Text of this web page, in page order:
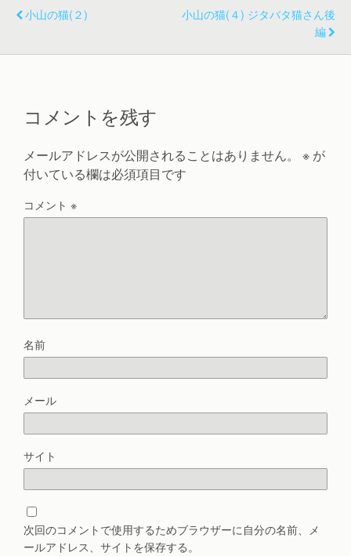
小山の猫(２)
小山の猫(４) ジタバタ猫さん後
編
コメントを残す
メールアドレスが公開されることはありません。 ※ が
付いている欄は必須項目です
コメント ※
名前
メール
サイト
次回のコメントで使用するためブラウザーに自分の名前、メ
ールアドレス、サイトを保存する。